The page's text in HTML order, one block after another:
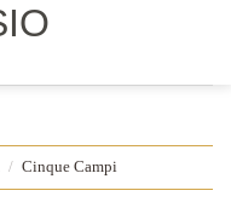
/ Cinque Campi